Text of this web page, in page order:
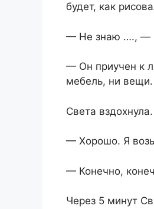
будет, как
— Не знаю …., —
— Он приучен к
мебель, ни
Света вздохнула.
— Хорошо. Я
— Конечно,
Через 5 минут